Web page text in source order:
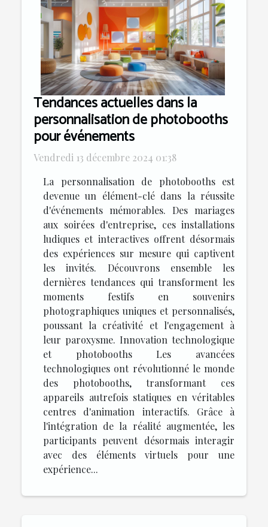
Tendances actuelles dans la
personnalisation de photobooths
pour événements
Vendredi 13 décembre 2024 01:38
La personnalisation de photobooths est
devenue un élément-clé dans la réussite
d'événements mémorables. Des mariages
aux soirées d'entreprise, ces installations
ludiques et interactives offrent désormais
des expériences sur mesure qui captivent
les invités. Découvrons ensemble les
dernières tendances qui transforment les
moments festifs en souvenirs
photographiques uniques et personnalisés,
poussant la créativité et l'engagement à
leur paroxysme. Innovation technologique
et photobooths Les avancées
technologiques ont révolutionné le monde
des photobooths, transformant ces
appareils autrefois statiques en véritables
centres d'animation interactifs. Grâce à
l'intégration de la réalité augmentée, les
participants peuvent désormais interagir
avec des éléments virtuels pour une
expérience...